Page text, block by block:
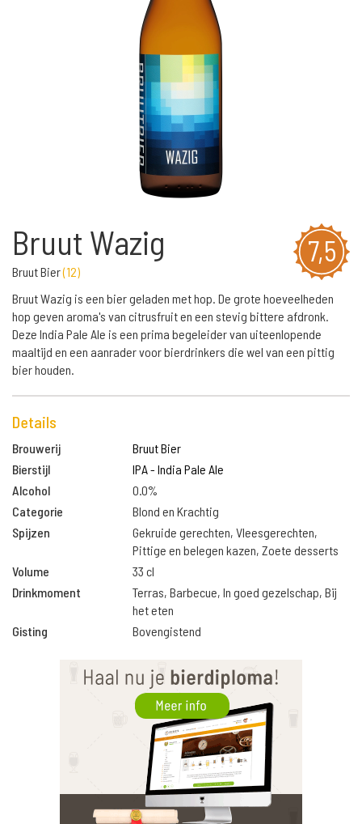
7,5
Bruut Wazig
Bruut Bier(12)
Bruut Wazig is een bier geladen met hop. De grote hoeveelheden
hop geven aroma's van citrusfruit en een stevig bittere afdronk.
Deze India Pale Ale is een prima begeleider van uiteenlopende
maaltijd en een aanrader voor bierdrinkers die wel van een pittig
bier houden.
Details
Brouwerij
Bruut Bier
Bierstijl
IPA - India Pale Ale
Alcohol
0.0%
Categorie
Blond en Krachtig
Spijzen
Gekruide gerechten, Vleesgerechten,
Pittige en belegen kazen, Zoete desserts
Volume
33 cl
Drinkmoment
Terras, Barbecue, In goed gezelschap, Bij
het eten
Gisting
Bovengistend